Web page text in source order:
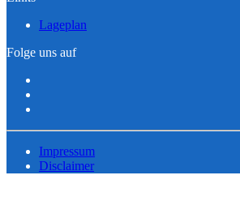
Lageplan
Folge uns auf
Impressum
Disclaimer